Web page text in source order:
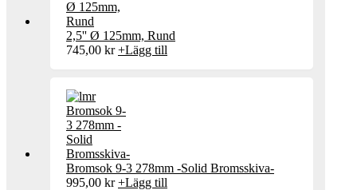
2,5'' Ø 125mm, Rund
745,00 kr +Lägg till
Bromsok 9-3 278mm -Solid Bromsskiva-
995,00 kr +Lägg till